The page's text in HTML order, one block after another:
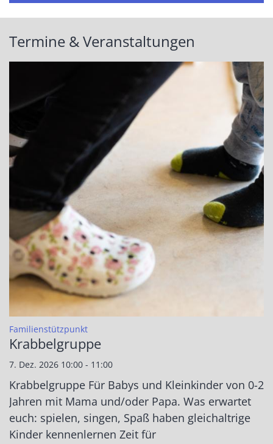
Termine & Veranstaltungen
Familienstützpunkt:
Krabbelgruppe
7. Dez. 2026 10:00 - 11:00
Krabbelgruppe Für Babys und Kleinkinder von 0-2
Jahren mit Mama und/oder Papa. Was erwartet
euch: spielen, singen, Spaß haben gleichaltrige
Kinder kennenlernen Zeit für